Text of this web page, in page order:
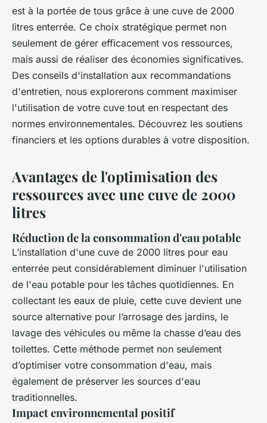
est à la portée de tous grâce à une cuve de 2000
litres enterrée. Ce choix stratégique permet non
seulement de gérer efficacement vos ressources,
mais aussi de réaliser des économies significatives.
Des conseils d'installation aux recommandations
d'entretien, nous explorerons comment maximiser
l'utilisation de votre cuve tout en respectant des
normes environnementales. Découvrez les soutiens
financiers et les options durables à votre disposition.
Avantages de l'optimisation des
ressources avec une cuve de 2000
litres
Réduction de la consommation d'eau potable
L’installation d'une cuve de 2000 litres pour eau
enterrée peut considérablement diminuer l'utilisation
de l'eau potable pour les tâches quotidiennes. En
collectant les eaux de pluie, cette cuve devient une
source alternative pour l’arrosage des jardins, le
lavage des véhicules ou même la chasse d’eau des
toilettes. Cette méthode permet non seulement
d’optimiser votre consommation d'eau, mais
également de préserver les sources d'eau
traditionnelles.
Impact environnemental positif